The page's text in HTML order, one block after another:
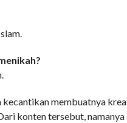
kecantikan membuatnya
konten tersebut, namanya